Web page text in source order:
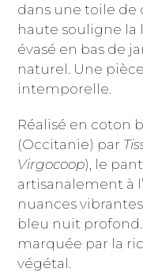
dans une toile de
haute souligne la
évasé en bas de
naturel. Une
intemporelle.
Réalisé en coton
(Occitanie) par
Virgocoop), le
artisanalement à
nuances
bleu nuit
marquée par la
végétal.